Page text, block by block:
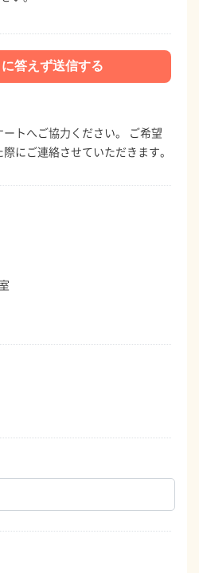
トへご協力ください。 ご希望
にご連絡させていただきます。